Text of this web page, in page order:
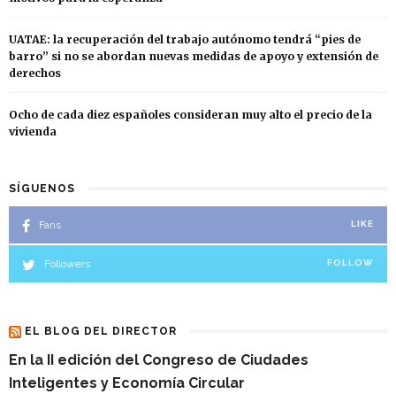
UATAE: la recuperación del trabajo autónomo tendrá “pies de
barro” si no se abordan nuevas medidas de apoyo y extensión de
derechos
Ocho de cada diez españoles consideran muy alto el precio de la
vivienda
SÍGUENOS
Fans LIKE
Followers FOLLOW
EL BLOG DEL DIRECTOR
En la II edición del Congreso de Ciudades
Inteligentes y Economía Circular